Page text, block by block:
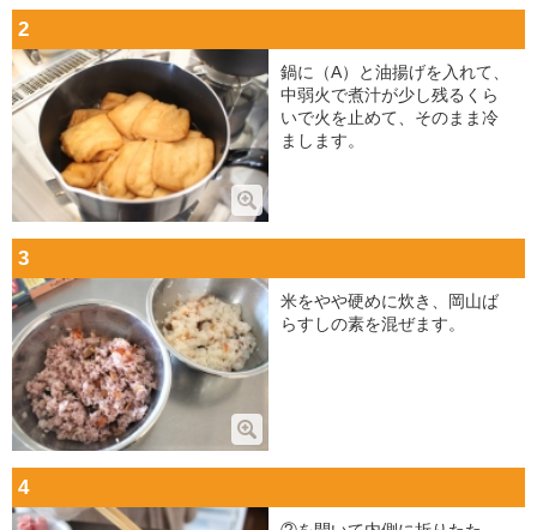
2
鍋に（A）と油揚げを入れて、
中弱火で煮汁が少し残るくら
いで火を止めて、そのまま冷
まします。
3
米をやや硬めに炊き、岡山ば
らすしの素を混ぜます。
4